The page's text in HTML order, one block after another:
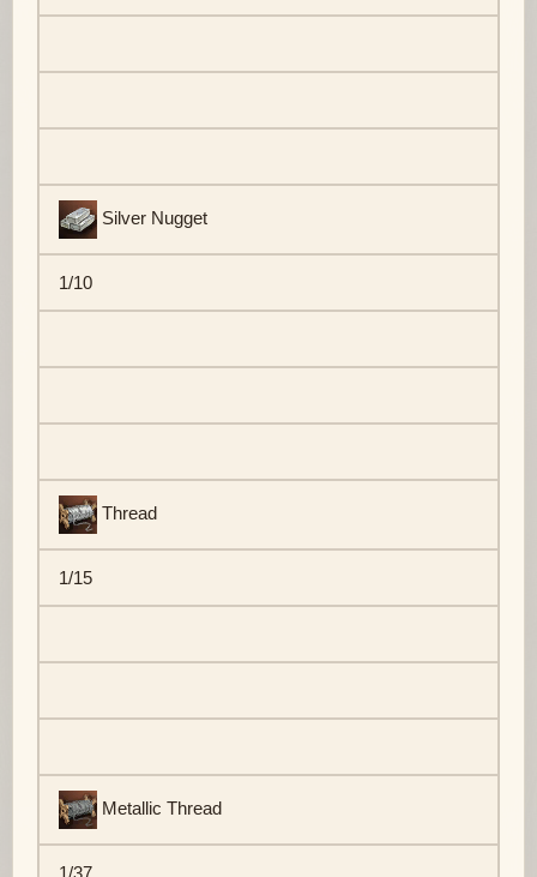
Silver Nugget
1/10
Thread
1/15
Metallic Thread
1/37